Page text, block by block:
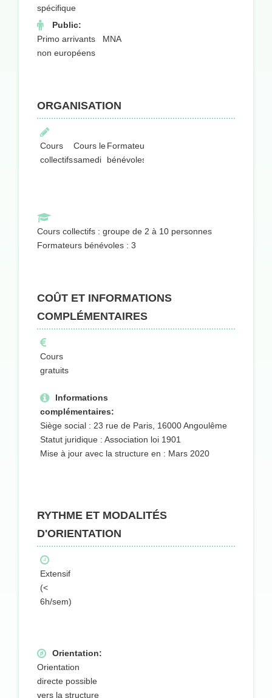
spécifique
Public:
Primo arrivants
non européens
MNA
ORGANISATION
Cours
collectifs
Cours le
samedi
Formateurs
bénévoles
Cours collectifs : groupe de 2 à 10 personnes
Formateurs bénévoles : 3
COÛT ET INFORMATIONS
COMPLÉMENTAIRES
Cours
gratuits
Informations
complémentaires:
Siège social : 23 rue de Paris, 16000 Angoulême
Statut juridique : Association loi 1901
Mise à jour avec la structure en : Mars 2020
RYTHME ET MODALITÉS
D'ORIENTATION
Extensif
(<
6h/sem)
Orientation:
Orientation
directe possible
vers la structure